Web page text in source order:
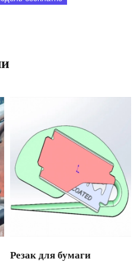
Резак для бумаги